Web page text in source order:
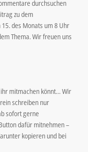
durchsuchen
zu dem
des Monats um 8 Uhr
Thema. Wir freuen uns
mitmachen könnt… Wir
schreiben nur
sofort gerne
dafür mitnehmen –
kopieren und bei